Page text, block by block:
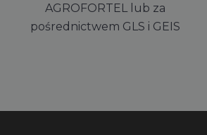
AGROFORTEL lub za
pośrednictwem GLS i GEIS